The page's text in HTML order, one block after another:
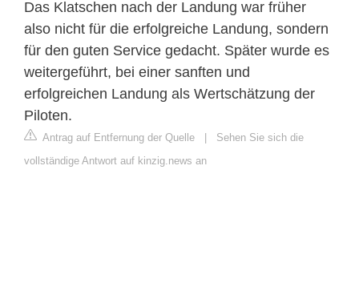
Das Klatschen nach der Landung war früher
also nicht für die erfolgreiche Landung, sondern
für den guten Service gedacht. Später wurde es
weitergeführt, bei einer sanften und
erfolgreichen Landung als Wertschätzung der
Piloten.
Antrag auf Entfernung der Quelle | Sehen Sie sich die
vollständige Antwort auf kinzig.news an